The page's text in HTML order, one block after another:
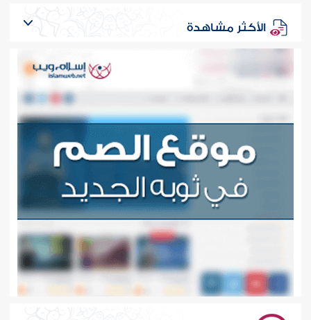
الأكثر مشاهدة